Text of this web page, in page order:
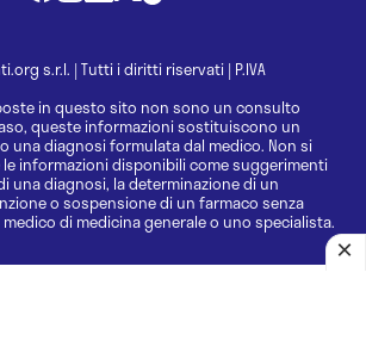
s.r.l. | Tutti i diritti riservati | P.IVA
in questo sito non sono un consulto
queste informazioni sostituiscono un
una diagnosi formulata dal medico. Non si
informazioni disponibili come suggerimenti
una diagnosi, la determinazione di un
o sospensione di un farmaco senza
di medicina generale o uno specialista.